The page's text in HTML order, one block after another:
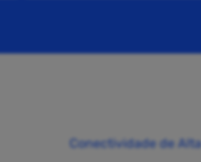
Conectividade de